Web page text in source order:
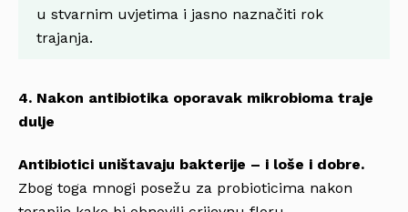
u stvarnim uvjetima i jasno naznačiti rok
trajanja.
4. Nakon antibiotika oporavak mikrobioma traje
dulje
Antibiotici uništavaju bakterije – i loše i dobre.
Zbog toga mnogi posežu za probioticima nakon